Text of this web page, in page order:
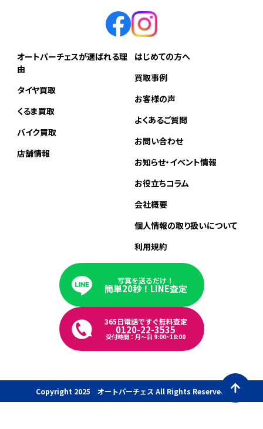
オートパーチェスが選ばれる理
由
タイヤ買取
くるま買取
バイク買取
店舗情報
はじめての方へ
買取事例
お客様の声
よくあるご質問
お問い合わせ
お知らせ・イベント情報
お役立ちコラム
会社概要
個人情報の取り扱いについて
利用規約
写真を送るだけ！
簡単20秒！LINE査定
365日電話ですぐ無料査定
0120-22-3535
受付時間：月〜日 9:00~18:00
Copyright 2025 オートパーチェス All Rights Reserved.